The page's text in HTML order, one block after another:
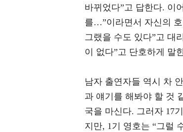
바뀌었다”고 답한다. 이
를…”이라면서 자신의
그랬을 수도 있다”고 대
이 없다”고 단호하게 말
남자 출연자들 역시 차
과 얘기를 해봐야 할 것
국을 마신다. 그러자 17
지만, 1기 영호는 “그럴